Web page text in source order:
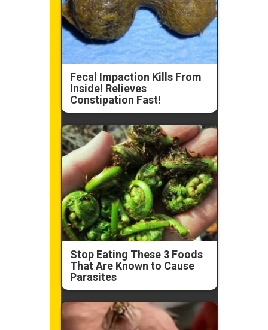
Fecal Impaction Kills From
Inside! Relieves
Constipation Fast!
Stop Eating These 3 Foods
That Are Known to Cause
Parasites